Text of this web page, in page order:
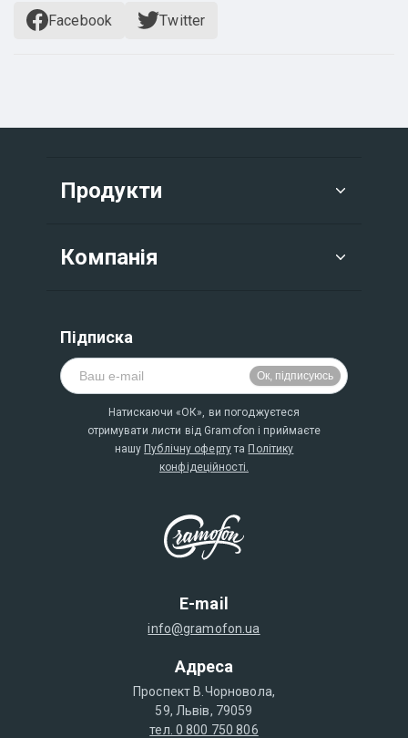
Facebook Twitter
E-mail
info@gramofon.ua
Адреса
Проспект В.Чорновола,
59, Львів, 79059
тел. 0 800 750 806
Продукти
Компанія
Підписка
Натискаючи «ОК», ви погоджуєтеся
отримувати листи від Gramofon і приймаєте
нашу Публічну офертута Політику
конфідеційності.